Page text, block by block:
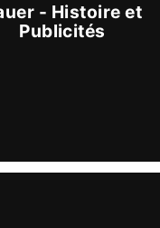
- Histoire et
Publicités